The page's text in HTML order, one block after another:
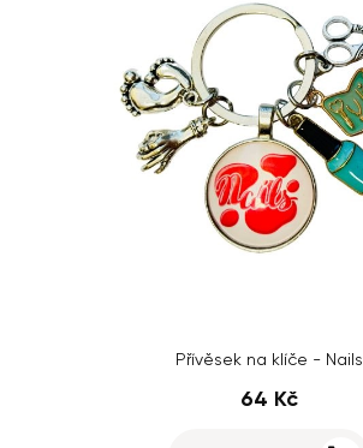
Přívěsek na klíče - Nails
64 Kč